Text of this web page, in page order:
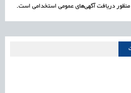
منظور دریافت آگهی‌های عمومی استخدامی است.